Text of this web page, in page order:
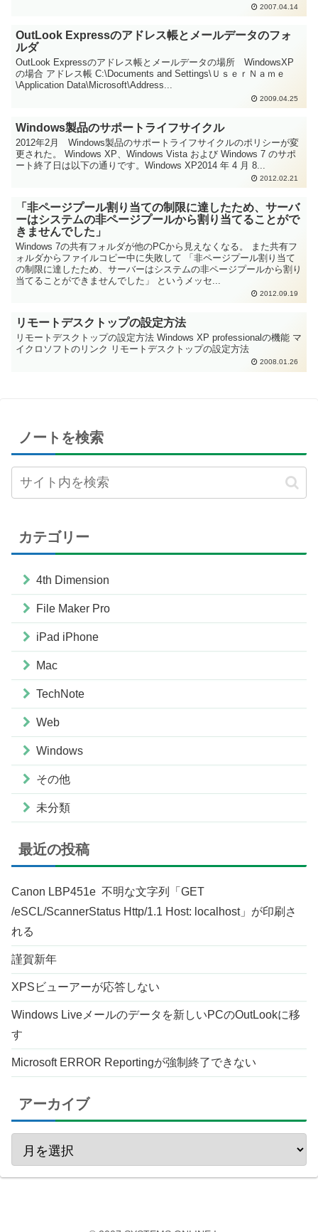
2007.04.14
OutLook Expressのアドレス帳とメールデータのフォ
ルダ
OutLook Expressのアドレス帳とメールデータの場所 WindowsXP
の場合 アドレス帳 C:\Documents and Settings\ＵｓｅｒＮａｍｅ
\Application Data\Microsoft\Address...
2009.04.25
Windows製品のサポートライフサイクル
2012年2月 Windows製品のサポートライフサイクルのポリシーが変
更された。 Windows XP、Windows Vista および Windows 7 のサポ
ート終了日は以下の通りです。Windows XP2014 年 4 月 8...
2012.02.21
「非ページプール割り当ての制限に達したため、サーバ
ーはシステムの非ページプールから割り当てることがで
きませんでした」
Windows 7の共有フォルダが他のPCから見えなくなる。 また共有フ
ォルダからファイルコピー中に失敗して 「非ページプール割り当て
の制限に達したため、サーバーはシステムの非ページプールから割り
当てることができませんでした」 というメッセ...
2012.09.19
リモートデスクトップの設定方法
リモートデスクトップの設定方法 Windows XP professionalの機能 マ
イクロソフトのリンク リモートデスクトップの設定方法
2008.01.26
ノートを検索
カテゴリー
4th Dimension
File Maker Pro
iPad iPhone
Mac
TechNote
Web
Windows
その他
未分類
最近の投稿
Canon LBP451e 不明な文字列「GET
/eSCL/ScannerStatus Http/1.1 Host: localhost」が印刷さ
れる
謹賀新年
XPSビューアーが応答しない
Windows Liveメールのデータを新しいPCのOutLookに移
す
Microsoft ERROR Reportingが強制終了できない
アーカイブ